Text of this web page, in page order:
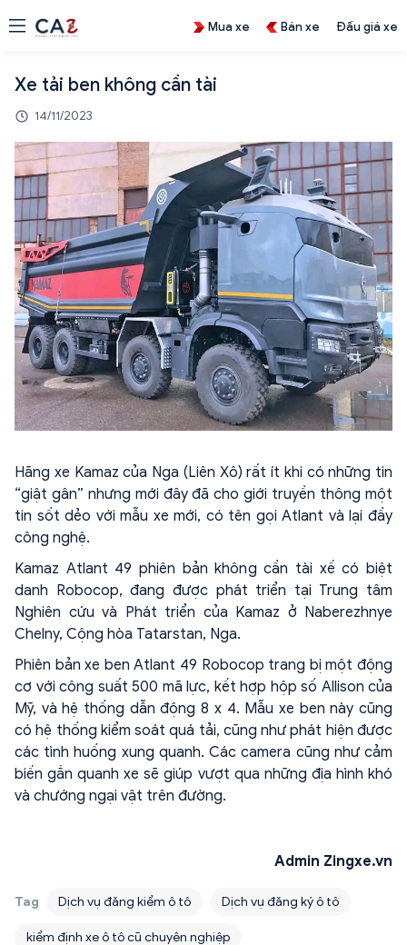
Mua xe Bán xe Đấu giá xe
Xe tải ben không cần tài
14/11/2023
Hãng xe Kamaz của Nga (Liên Xô) rất ít khi có những tin
“giật gân” nhưng mới đây đã cho giới truyền thông một
tin sốt dẻo với mẫu xe mới, có tên gọi Atlant và lại đầy
công nghệ.
Kamaz Atlant 49 phiên bản không cần tài xế có biệt
danh Robocop, đang được phát triển tại Trung tâm
Nghiên cứu và Phát triển của Kamaz ở Naberezhnye
Chelny, Cộng hòa Tatarstan, Nga.
Phiên bản xe ben Atlant 49 Robocop trang bị một động
cơ với công suất 500 mã lực, kết hợp hộp số Allison của
Mỹ, và hệ thống dẫn động 8 x 4. Mẫu xe ben này cũng
có hệ thống kiểm soát quá tải, cũng như phát hiện được
các tình huống xung quanh. Các camera cũng như cảm
biến gắn quanh xe sẽ giúp vượt qua những địa hình khó
và chướng ngại vật trên đường.
Admin Zingxe.vn
Tag Dịch vụ đăng kiểm ô tô Dịch vụ đăng ký ô tô
kiểm định xe ô tô cũ chuyên nghiệp